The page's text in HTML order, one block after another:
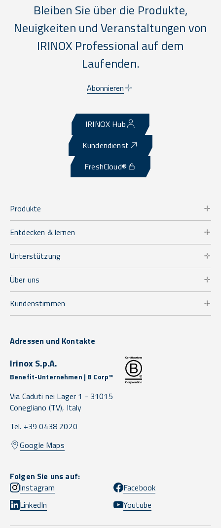
Bleiben Sie über die Produkte,
Neuigkeiten und Veranstaltungen von
IRINOX Professional auf dem
Laufenden.
Abonnieren
IRINOX Hub
Kundendienst
FreshCloud®
Produkte
Entdecken & lernen
Unterstützung
Über uns
Kundenstimmen
Adressen und Kontakte
Irinox S.p.A.
Benefit-Unternehmen | B Corp™
Via Caduti nei Lager 1 - 31015
Conegliano (TV), Italy
Tel. +39 0438 2020
Google Maps
Folgen Sie uns auf:
Instagram
Facebook
LinkedIn
Youtube